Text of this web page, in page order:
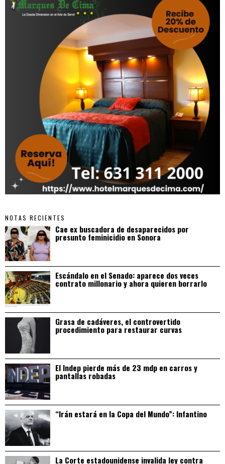
NOTAS RECIENTES
Cae ex buscadora de desaparecidos por
presunto feminicidio en Sonora
Escándalo en el Senado: aparece dos veces
contrato millonario y ahora quieren borrarlo
Grasa de cadáveres, el controvertido
procedimiento para restaurar curvas
El Indep pierde más de 23 mdp en carros y
pantallas robadas
“Irán estará en la Copa del Mundo”: Infantino
La Corte estadounidense invalida ley contra